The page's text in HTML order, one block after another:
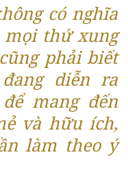
có nghĩa
thứ xung
phải biết
diễn ra
mang đến
và hữu ích,
làm theo ý